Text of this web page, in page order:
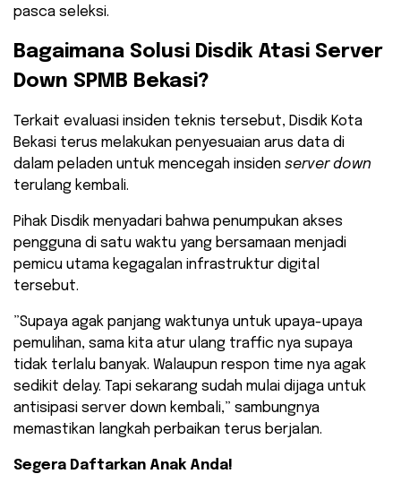
pasca seleksi.
​Bagaimana Solusi Disdik Atasi Server
Down SPMB Bekasi?
​Terkait evaluasi insiden teknis tersebut, Disdik Kota
Bekasi terus melakukan penyesuaian arus data di
dalam peladen untuk mencegah insiden server down
terulang kembali.
Pihak Disdik menyadari bahwa penumpukan akses
pengguna di satu waktu yang bersamaan menjadi
pemicu utama kegagalan infrastruktur digital
tersebut.
​”Supaya agak panjang waktunya untuk upaya-upaya
pemulihan, sama kita atur ulang traffic nya supaya
tidak terlalu banyak. Walaupun respon time nya agak
sedikit delay. Tapi sekarang sudah mulai dijaga untuk
antisipasi server down kembali,” sambungnya
memastikan langkah perbaikan terus berjalan.
Segera Daftarkan Anak Anda!